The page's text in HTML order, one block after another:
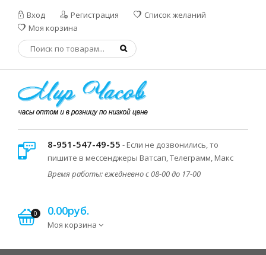
Вход Регистрация
Список желаний
Моя корзина
8-951-547-49-55 - Если не дозвонились, то
пишите в мессенджеры Ватсап, Телеграмм, Макс
Время работы: ежедневно с 08-00 до 17-00
0 0.00руб.
Моя корзина